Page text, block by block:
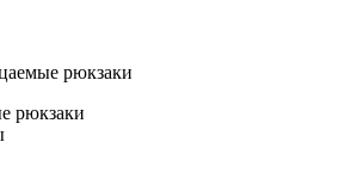
рюкзаки
рюкзаки